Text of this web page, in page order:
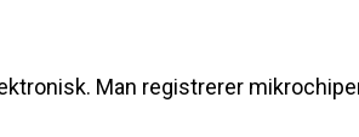
Man registrerer